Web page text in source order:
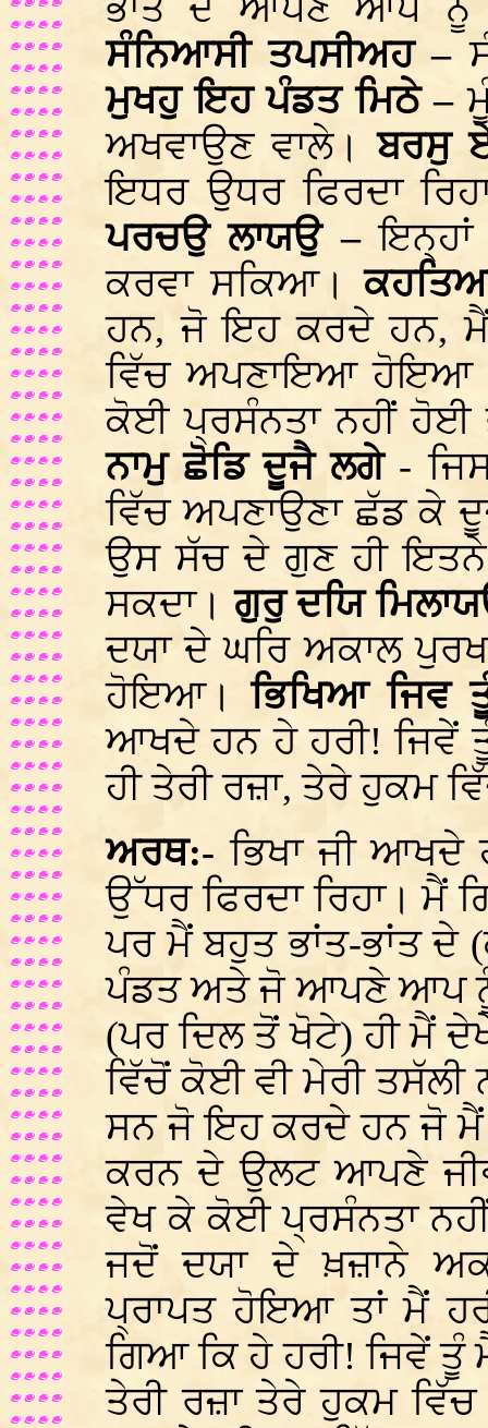
ਭਾਂਤ ਦੇ ਆਪਣੇ ਆਪ ਨੂੰ
ਸੰਨਿਆਸੀ ਤਪਸੀਅਹ –
ਮੁਖਹੁ ਇਹ ਪੰਡਤ ਮਿਠੇ –
ਅਖਵਾਉਣ ਵਾਲੇ।ਬਰਸੁ
ਇਧਰ ਉਧਰ ਫਿਰਦਾ
ਪਰਚਉ ਲਾਯਉ –ਇਨ੍ਹਾਂ
ਕਰਵਾ ਸਕਿਆ।
ਹਨ, ਜੋ ਇਹ ਕਰਦੇ ਹਨ,
ਵਿੱਚ ਅਪਣਾਇਆ
ਕੋਈ ਪ੍ਰਸੰਨਤਾ ਨਹੀਂ ਹੋਈ
ਨਾਮੁ ਛੋਡਿ ਦੂਜੈ ਲਗੇ -
ਵਿੱਚ ਅਪਣਾਉਣਾ ਛੱਡ ਕੇ
ਉਸ ਸੱਚ ਦੇ ਗੁਣ ਹੀ
ਸਕਦਾ।ਗੁਰੁ ਦਯਿ
ਦਯਾ ਦੇ ਘਰਿ ਅਕਾਲ
ਹੋਇਆ।ਭਿਖਿਆ ਜਿਵ
ਆਖਦੇ ਹਨ ਹੇ ਹਰੀ! ਜਿਵੇਂ
ਹੀ ਤੇਰੀ ਰਜ਼ਾ, ਤੇਰੇ ਹੁਕਮ
ਅਰਥ:-ਭਿਖਾ ਜੀ
ਉੱਧਰ ਫਿਰਦਾ ਰਿਹਾ। ਮੈਂ
ਪਰ ਮੈਂ ਬਹੁਤ ਭਾਂਤ-ਭਾਂਤ ਦੇ
ਪੰਡਤ ਅਤੇ ਜੋ ਆਪਣੇ ਆਪ ਨੂੰ
(ਪਰ ਦਿਲ ਤੋਂ ਖੋਟੇ) ਹੀ ਮੈਂ
ਵਿੱਚੋਂ ਕੋਈ ਵੀ ਮੇਰੀ
ਸਨ ਜੋ ਇਹ ਕਰਦੇ ਹਨ ਜੋ ਮੈਂ
ਕਰਨ ਦੇ ਉਲਟ ਆਪਣੇ
ਵੇਖ ਕੇ ਕੋਈ ਪ੍ਰਸੰਨਤਾ
ਜਦੋਂ ਦਯਾ ਦੇ ਖ਼ਜ਼ਾਨੇ
ਪ੍ਰਾਪਤ ਹੋਇਆ ਤਾਂ ਮੈਂ
ਗਿਆ ਕਿ ਹੇ ਹਰੀ! ਜਿਵੇਂ ਤੂੰ
ਤੇਰੀ ਰਜ਼ਾ ਤੇਰੇ ਹੁਕਮ ਵਿੱਚ